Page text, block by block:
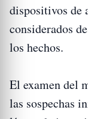
dispositivos de
considerados
los hechos.
El examen del
las sospechas